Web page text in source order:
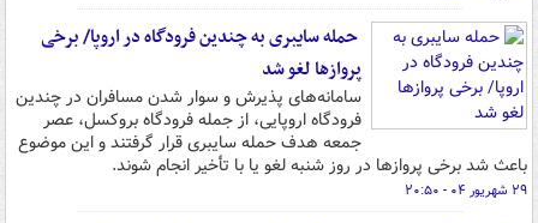
حمله سایبری به چندین فرودگاه در اروپا/ برخی
پروازها لغو شد
سامانه‌های پذیرش و سوار شدن مسافران در چندین
فرودگاه اروپایی، از جمله فرودگاه بروکسل، عصر
جمعه هدف حمله سایبری قرار گرفتند و این موضوع
باعث شد برخی پروازها در روز شنبه لغو یا با تأخیر انجام شوند.
۲۹ شهریور ۰۴ - ۲۰:۵۰